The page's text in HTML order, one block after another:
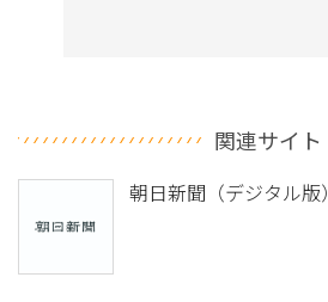
関連サイト
朝日新聞（デジタル版）